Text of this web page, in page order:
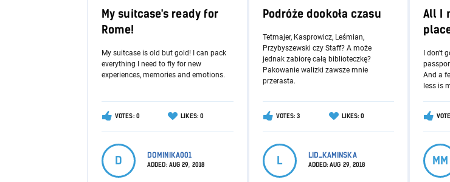
My suitcase's ready for
Rome!
My suitcase is old but gold! I can pack
everything I need to fly for new
experiences, memories and emotions.
VOTES: 0 LIKES: 0
D DOMINIKA001
ADDED:AUG 29, 2018
Podróże dookoła czasu
Tetmajer, Kasprowicz, Leśmian,
Przybyszewski czy Staff? A może
jednak zabiorę całą biblioteczkę?
Pakowanie walizki zawsze mnie
przerasta.
VOTES: 3 LIKES: 0
L LID_KAMINSKA
ADDED: AUG 29, 2018
All I
I don't
And a
less is
MM